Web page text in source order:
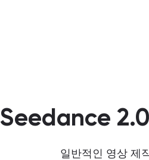
Seedance
일반적인 영상 제